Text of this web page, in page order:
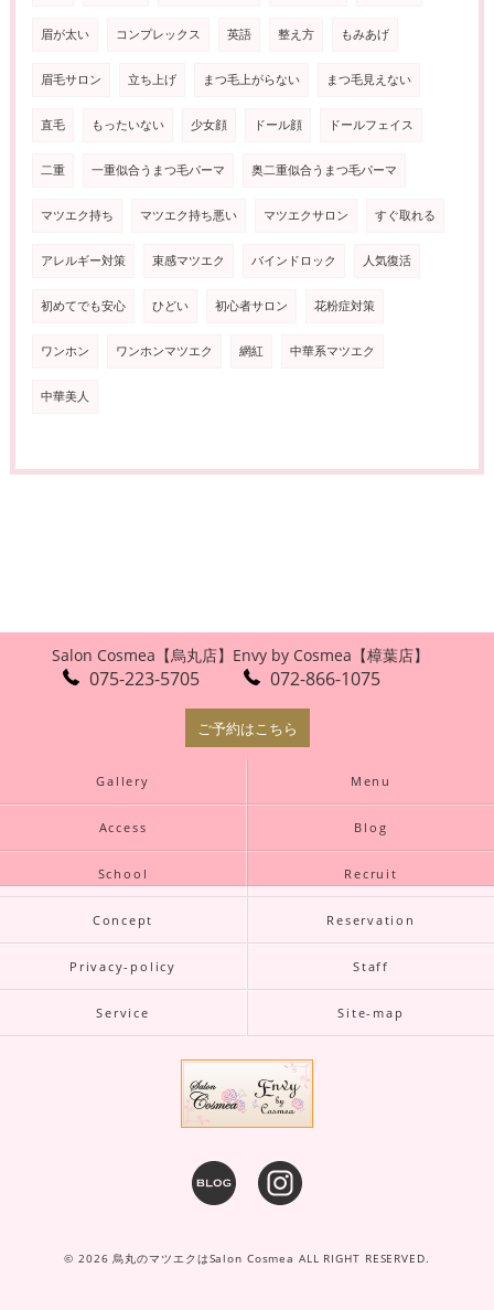
眉が太い コンプレックス 英語 整え方 もみあげ
眉毛サロン 立ち上げ まつ毛上がらない まつ毛見えない
直毛 もったいない 少女顔 ドール顔 ドールフェイス
二重 一重似合うまつ毛パーマ 奥二重似合うまつ毛パーマ
マツエク持ち マツエク持ち悪い マツエクサロン すぐ取れる
アレルギー対策 束感マツエク バインドロック 人気復活
初めてでも安心 ひどい 初心者サロン 花粉症対策
ワンホン ワンホンマツエク 網紅 中華系マツエク
中華美人
Salon Cosmea【烏丸店】
075-223-5705
Envy by Cosmea【樟葉店】
072-866-1075
ご予約はこちら
Gallery Menu
Access Blog
School Recruit
Concept Reservation
Privacy-policy Staff
Service Site-map
© 2026 烏丸のマツエクはSalon Cosmea ALL RIGHT RESERVED.